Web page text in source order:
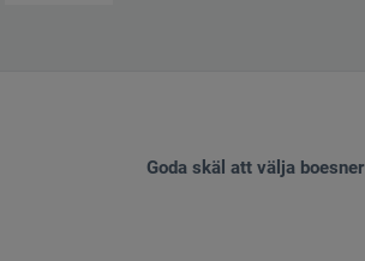
Goda skäl att välja boesner